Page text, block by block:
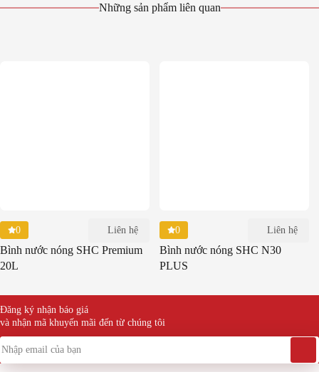
Những sản phẩm liên quan
0 Liên hệ
Bình nước nóng SHC Premium
20L
0 Liên hệ
Bình nước nóng SHC N30
PLUS
Đăng ký nhận báo giá
và nhận mã khuyến mãi đến từ chúng tôi